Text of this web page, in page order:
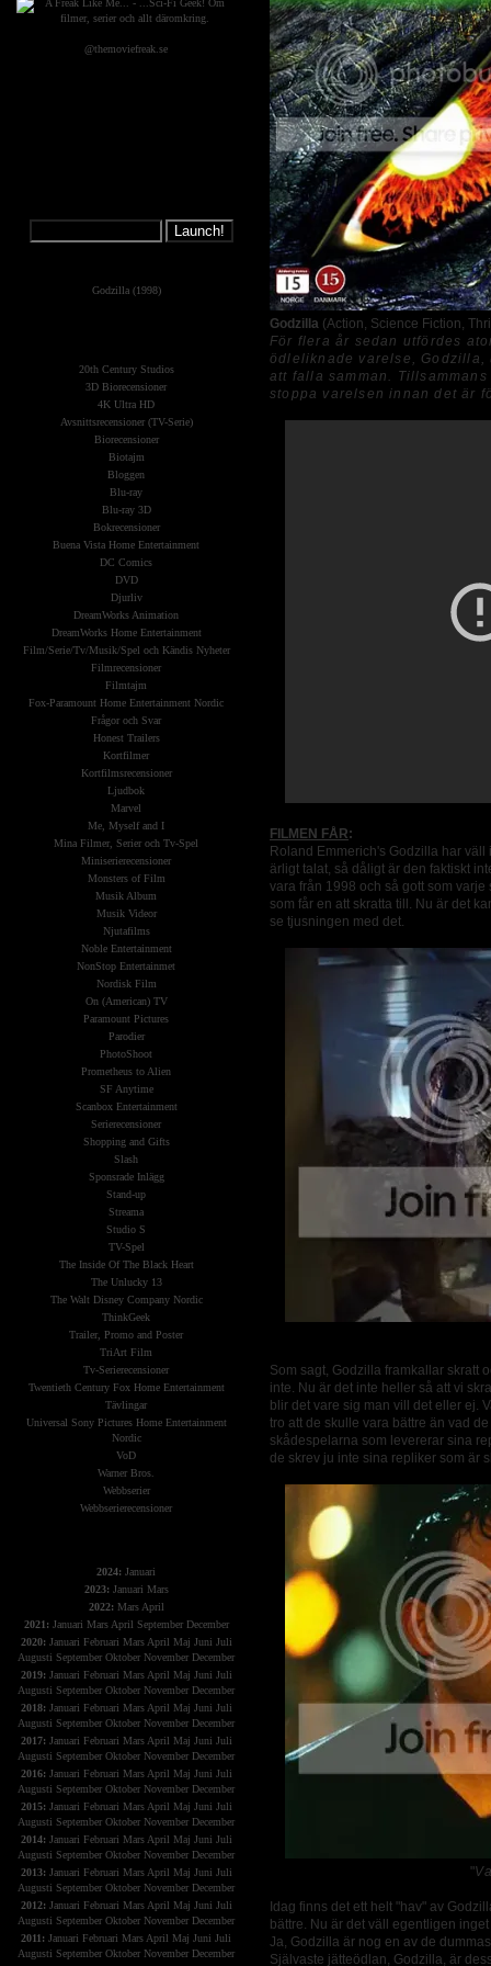
Godzilla (Action, Science Fiction,
För flera år sedan utfördes
ödleliknade varelse, Godzilla,
att falla samman.
stoppa varelsen innan det är
FILMEN FÅR:
Roland Emmerich's Godzilla har
ärligt talat, så dåligt är den faktiskt
vara från 1998 och så gott som
som får en att skratta till. Nu är det
se tjusningen med det.
Som sagt, Godzilla framkallar skratt
inte. Nu är det inte heller så att vi
blir det vare sig man vill det eller ej.
tro att de skulle vara bättre än vad
skådespelarna som levererar sina
de skrev ju inte sina repliker som är
"
Idag finns det ett helt "hav" av
bättre. Nu är det väll egentligen
Ja, Godzilla är nog en av de
Självaste jätteödlan, Godzilla, är
@themoviefreak.se
Godzilla (1998)
20th Century Studios
3D Biorecensioner
4K Ultra HD
Avsnittsrecensioner (TV-Serie)
Biorecensioner
Biotajm
Bloggen
Blu-ray
Blu-ray 3D
Bokrecensioner
Buena Vista Home Entertainment
DC Comics
DVD
Djurliv
DreamWorks Animation
DreamWorks Home Entertainment
Film/Serie/Tv/Musik/Spel och Kändis Nyheter
Filmrecensioner
Filmtajm
Fox-Paramount Home Entertainment Nordic
Frågor och Svar
Honest Trailers
Kortfilmer
Kortfilmsrecensioner
Ljudbok
Marvel
Me, Myself and I
Mina Filmer, Serier och Tv-Spel
Miniserierecensioner
Monsters of Film
Musik Album
Musik Videor
Njutafilms
Noble Entertainment
NonStop Entertainmet
Nordisk Film
On (American) TV
Paramount Pictures
Parodier
PhotoShoot
Prometheus to Alien
SF Anytime
Scanbox Entertainment
Serierecensioner
Shopping and Gifts
Slash
Sponsrade Inlägg
Stand-up
Streama
Studio S
TV-Spel
The Inside Of The Black Heart
The Unlucky 13
The Walt Disney Company Nordic
ThinkGeek
Trailer, Promo and Poster
TriArt Film
Tv-Serierecensioner
Twentieth Century Fox Home Entertainment
Tävlingar
Universal Sony Pictures Home Entertainment
Nordic
VoD
Warner Bros.
Webbserier
Webbserierecensioner
2024: Januari
2023: Januari Mars
2022: Mars April
2021: Januari Mars April September December
2020: Januari Februari Mars April Maj Juni Juli
Augusti September Oktober November December
2019: Januari Februari Mars April Maj Juni Juli
Augusti September Oktober November December
2018: Januari Februari Mars April Maj Juni Juli
Augusti September Oktober November December
2017: Januari Februari Mars April Maj Juni Juli
Augusti September Oktober November December
2016: Januari Februari Mars April Maj Juni Juli
Augusti September Oktober November December
2015: Januari Februari Mars April Maj Juni Juli
Augusti September Oktober November December
2014: Januari Februari Mars April Maj Juni Juli
Augusti September Oktober November December
2013: Januari Februari Mars April Maj Juni Juli
Augusti September Oktober November December
2012: Januari Februari Mars April Maj Juni Juli
Augusti September Oktober November December
2011: Januari Februari Mars April Maj Juni Juli
Augusti September Oktober November December